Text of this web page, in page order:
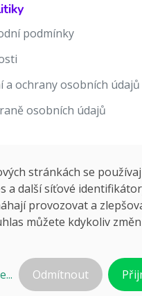
podmínky
a ochrany osobních údajů
osobních údajů
stránkách se
a další síťové
provozovat a
můžete kdykoliv
Odmítnout